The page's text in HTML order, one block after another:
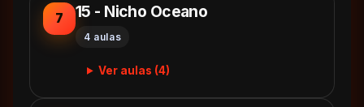
7 15 - Nicho Oceano
4 aulas
Ver aulas (4)